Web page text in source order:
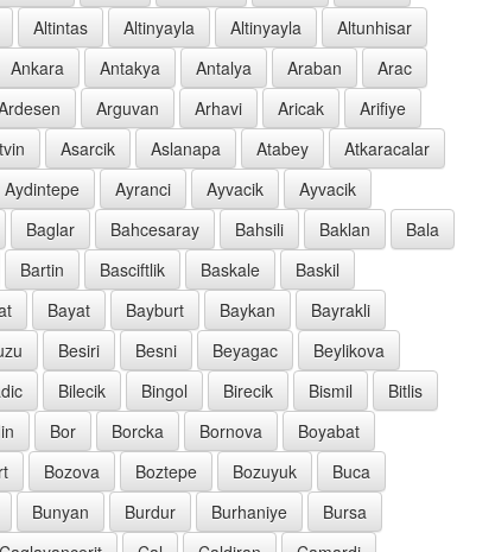
Altintas Altinyayla Altinyayla
Altunhisar
Ankara Antakya Antalya Araban
Arac
Arguvan Arhavi Aricak
Arifiye
Asarcik Aslanapa Atabey
Atkaracalar
Aydintepe Ayranci Ayvacik
Ayvacik
Baglar Bahcesaray Bahsili Baklan
Bala
Bartin Basciftlik Baskale
Baskil
Bayat Bayburt Baykan
Bayrakli
Besiri Besni Beyagac
Beylikova
Bilecik Bingol Birecik Bismil
Bitlis
Bor Borcka Bornova
Boyabat
Bozova Boztepe Bozuyuk
Buca
Bunyan Burdur Burhaniye
Bursa